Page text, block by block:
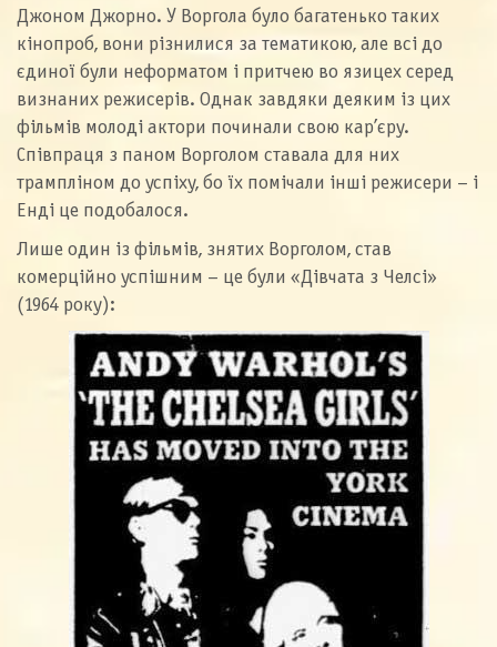
Джоном Джорно. У Воргола було багатенько таких
кінопроб, вони різнилися за тематикою, але всі до
єдиної були неформатом і притчею во язицех серед
визнаних режисерів. Однак завдяки деяким із цих
фільмів молоді актори починали свою кар’єру.
Співпраця з паном Ворголом ставала для них
трампліном до успіху, бо їх помічали інші режисери – і
Енді це подобалося.
Лише один із фільмів, знятих Ворголом, став
комерційно успішним – це були «Дівчата з Челсі»
(1964 року):